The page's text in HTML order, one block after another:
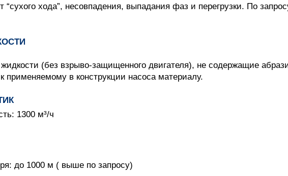
хода”, несовпадения, выпадания фаз и перегрузки. По
И
(без взрыво-защищенного двигателя), не содержащие
применяемому в конструкции насоса материалу.
1300 м³/ч
до 1000 м ( выше по запросу)